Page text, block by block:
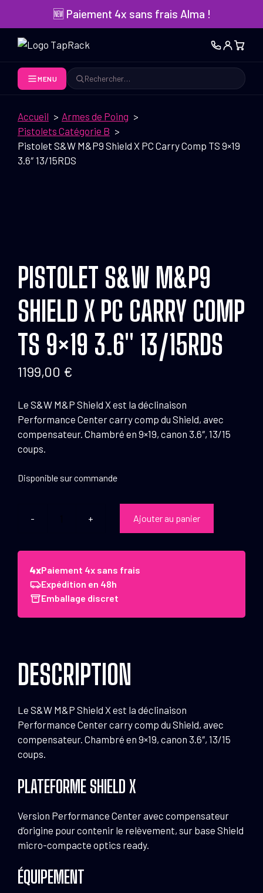
contenu
🆕 Paiement 4x sans frais Alma !
MENU
Rechercher
Accueil
Armes de Poing
Pistolets Catégorie B
Pistolet S&W M&P9 Shield X PC Carry Comp TS 9×19
3.6″ 13/15RDS
PISTOLET S&W M&P9
SHIELD X PC CARRY COMP
TS 9×19 3.6″ 13/15RDS
1199,00 €
Le S&W M&P Shield X est la déclinaison
Performance Center carry comp du Shield, avec
compensateur. Chambré en 9×19, canon 3.6″, 13/15
coups.
Disponible sur commande
quantité
Pistolet
S&W
M&P9
Shield
9x19
13/15RDS
Ajouter au panier
Paiement 4x sans frais
Expédition en 48h
Emballage discret
DESCRIPTION
Le S&W M&P Shield X est la déclinaison
Performance Center carry comp du Shield, avec
compensateur. Chambré en 9×19, canon 3.6″, 13/15
coups.
PLATEFORME SHIELD X
Version Performance Center avec compensateur
d’origine pour contenir le relèvement, sur base Shield
micro-compacte optics ready.
ÉQUIPEMENT